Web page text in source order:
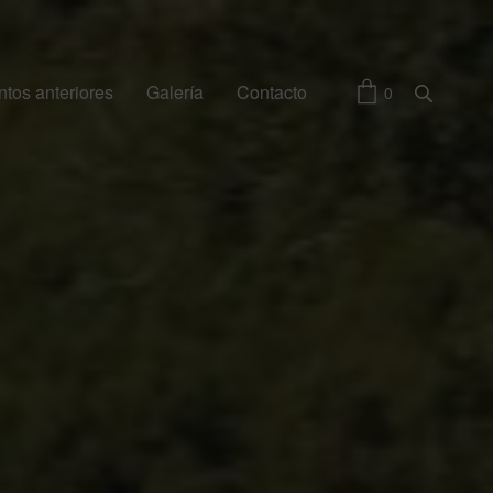
anteriores Galería Contacto 0